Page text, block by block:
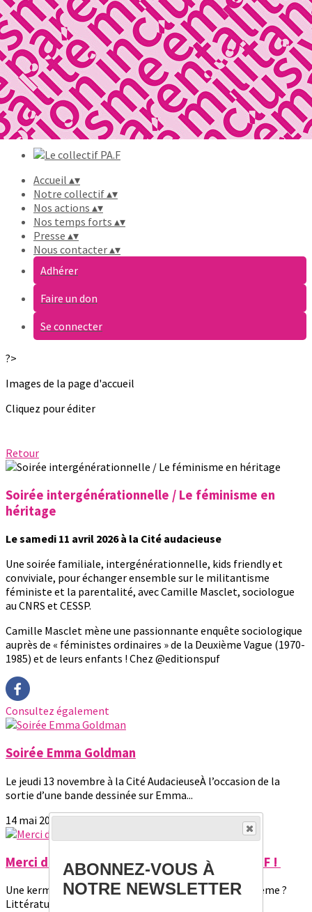
Exporter les lignes sélectionnées
Exporter toutes les colonnes
Exporter uniquement les colonnes affichées
Menu
Ajoutez un logo, un bouton, des réseaux sociaux
Cliquez pour éditer
Accueil ▴▾
Notre collectif▴▾
Nos actions ▴▾
Nos temps forts ▴▾
Presse ▴▾
Nous contacter▴▾
Adhérer
Faire un don
Se connecter
?>
Images de la page d'accueil
Cliquez pour éditer
Retour
Soirée intergénérationnelle / Le féminisme en
héritage
Le samedi 11 avril 2026 à la Cité audacieuse
Une soirée familiale, intergénérationnelle, kids friendly et
conviviale, pour échanger ensemble sur le militantisme
féministe et la parentalité, avec Camille Masclet, sociologue
au CNRS et CESSP.
Camille Masclet mène une passionnante enquête sociologique
auprès de « féministes ordinaires » de la Deuxième Vague (1970-
1985) et de leurs enfants ! Chez @editionspuf
Consultez également
Soirée Emma Goldman
Le jeudi 13 novembre à la Cité AudacieuseÀ l’occasion de la
sortie d’une bande dessinée sur Emma...
14 mai 2026
Merci d'avoir été avec nous pour L'Été du Pa.F !
Une kermesse joyeuse, sorore et kids-friendly !✨Le thème ?
Littérature jeunesse : pour des...
ABONNEZ-VOUS À
NOTRE NEWSLETTER